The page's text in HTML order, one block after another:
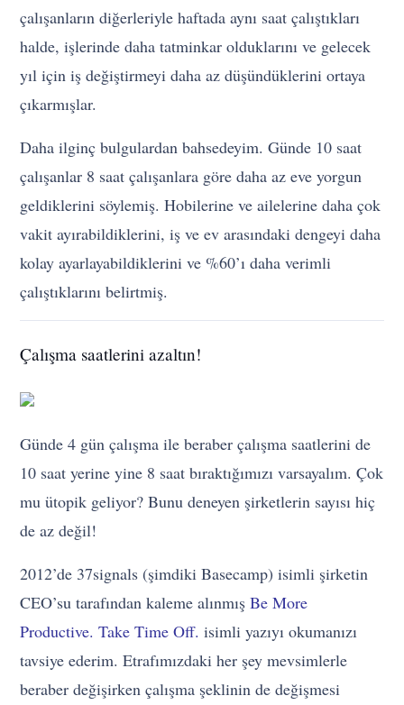
çalışanların diğerleriyle haftada aynı saat çalıştıkları
halde, işlerinde daha tatminkar olduklarını ve gelecek
yıl için iş değiştirmeyi daha az düşündüklerini ortaya
çıkarmışlar.
Daha ilginç bulgulardan bahsedeyim. Günde 10 saat
çalışanlar 8 saat çalışanlara göre daha az eve yorgun
geldiklerini söylemiş. Hobilerine ve ailelerine daha çok
vakit ayırabildiklerini, iş ve ev arasındaki dengeyi daha
kolay ayarlayabildiklerini ve %60’ı daha verimli
çalıştıklarını belirtmiş.
Çalışma saatlerini azaltın!
Günde 4 gün çalışma ile beraber çalışma saatlerini de
10 saat yerine yine 8 saat bıraktığımızı varsayalım. Çok
mu ütopik geliyor? Bunu deneyen şirketlerin sayısı hiç
de az değil!
2012’de 37signals (şimdiki Basecamp) isimli şirketin
CEO’su tarafından kaleme alınmışBe More
Productive. Take Time Off. isimli yazıyı okumanızı
tavsiye ederim. Etrafımızdaki her şey mevsimlerle
beraber değişirken çalışma şeklinin de değişmesi